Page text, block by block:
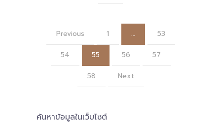
Previous 1 … 53
54 55 56 57
58 Next
ค้นหาข้อมูลในเว็บไซต์